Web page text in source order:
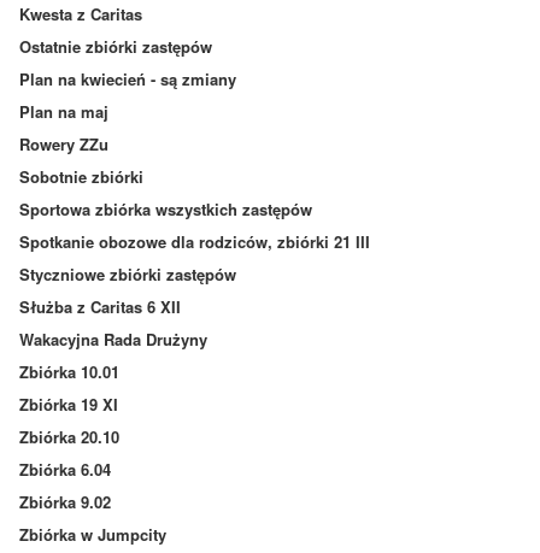
Kwesta z Caritas
Ostatnie zbiórki zastępów
Plan na kwiecień - są zmiany
Plan na maj
Rowery ZZu
Sobotnie zbiórki
Sportowa zbiórka wszystkich zastępów
Spotkanie obozowe dla rodziców, zbiórki 21 III
Styczniowe zbiórki zastępów
Służba z Caritas 6 XII
Wakacyjna Rada Drużyny
Zbiórka 10.01
Zbiórka 19 XI
Zbiórka 20.10
Zbiórka 6.04
Zbiórka 9.02
Zbiórka w Jumpcity